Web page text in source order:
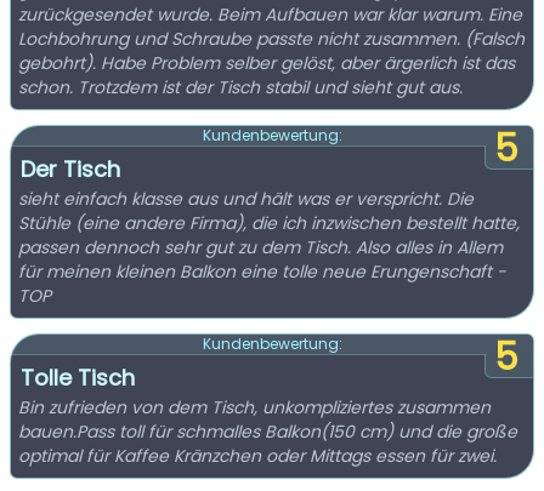
zurückgesendet wurde. Beim Aufbauen war klar warum. Eine
Lochbohrung und Schraube passte nicht zusammen. (Falsch
gebohrt). Habe Problem selber gelöst, aber ärgerlich ist das
schon. Trotzdem ist der Tisch stabil und sieht gut aus.
5
Kundenbewertung:
Der Tisch
sieht einfach klasse aus und hält was er verspricht. Die
Stühle (eine andere Firma), die ich inzwischen bestellt hatte,
passen dennoch sehr gut zu dem Tisch. Also alles in Allem
für meinen kleinen Balkon eine tolle neue Erungenschaft -
TOP
5
Kundenbewertung:
Tolle Tisch
Bin zufrieden von dem Tisch, unkompliziertes zusammen
bauen.Pass toll für schmalles Balkon(150 cm) und die große
optimal für Kaffee Kränzchen oder Mittags essen für zwei.